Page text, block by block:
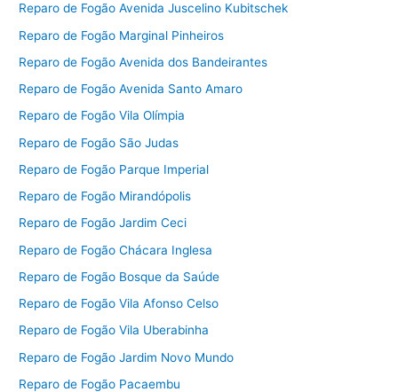
Reparo de Fogão Avenida Juscelino Kubitschek
Reparo de Fogão Marginal Pinheiros
Reparo de Fogão Avenida dos Bandeirantes
Reparo de Fogão Avenida Santo Amaro
Reparo de Fogão Vila Olímpia
Reparo de Fogão São Judas
Reparo de Fogão Parque Imperial
Reparo de Fogão Mirandópolis
Reparo de Fogão Jardim Ceci
Reparo de Fogão Chácara Inglesa
Reparo de Fogão Bosque da Saúde
Reparo de Fogão Vila Afonso Celso
Reparo de Fogão Vila Uberabinha
Reparo de Fogão Jardim Novo Mundo
Reparo de Fogão Pacaembu